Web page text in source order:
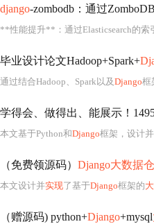
django-zombodb：通过
**性能提升**：通过Elasticsearch的索
毕业设计论文Hadoop+Spark+
通过结合Hadoop、Spark以及Django框
学得会、做得出、能展示！
本文基于Python和Django框架，设计并
（免费领源码） Django大数据
本文设计并实现了基于Django框架的
（赠源码) python+Django+mysql